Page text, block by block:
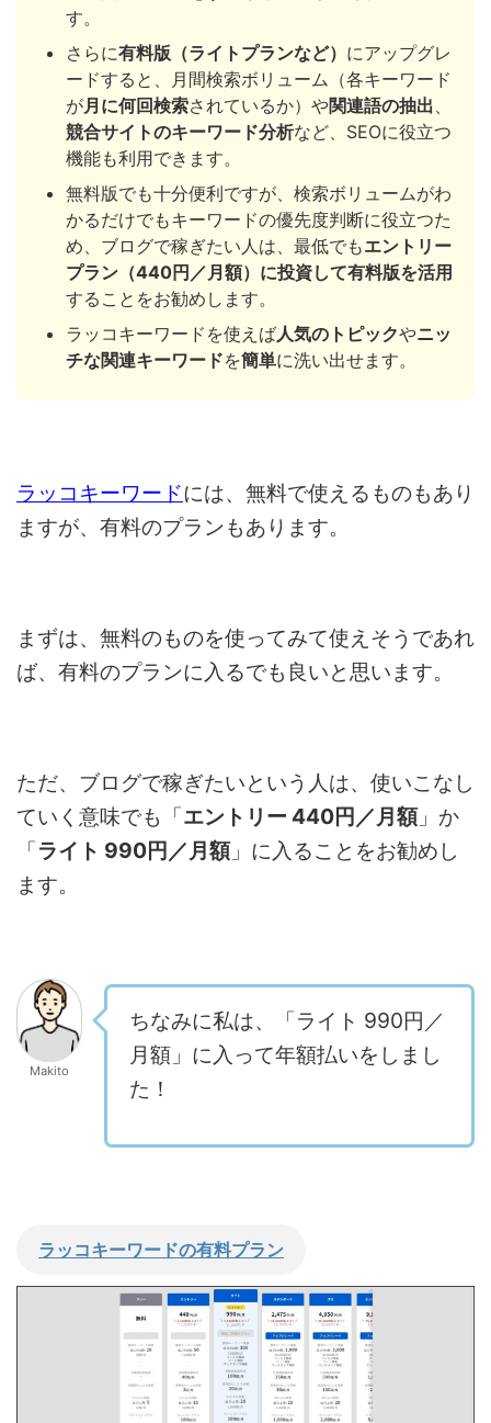
す。
さらに有料版（ライトプランなど） にアップグレ
ードすると、月間検索ボリューム（各キーワード
が月に何回検索されているか）や関連語の抽出、
競合サイトのキーワード分析など、SEOに役立つ
機能も利用できます。
無料版でも十分便利ですが、検索ボリュームがわ
かるだけでもキーワードの優先度判断に役立つた
め、ブログで稼ぎたい人は、最低でもエントリー
プラン（440円／月額）に投資して有料版を活用
することをお勧めします。
ラッコキーワードを使えば人気のトピックやニッ
チな関連キーワードを簡単に洗い出せます。
ラッコキーワードには、無料で使えるものもあり
ますが、有料のプランもあります。
まずは、無料のものを使ってみて使えそうであれ
ば、有料のプランに入るでも良いと思います。
ただ、ブログで稼ぎたいという人は、使いこなし
ていく意味でも「エントリー 440円／月額」か
「ライト 990円／月額」に入ることをお勧めし
ます。
Makito
ちなみに私は、「ライト 990円／
月額」に入って年額払いをしまし
た！
ラッコキーワードの有料プラン